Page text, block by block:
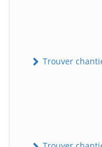
Trouver